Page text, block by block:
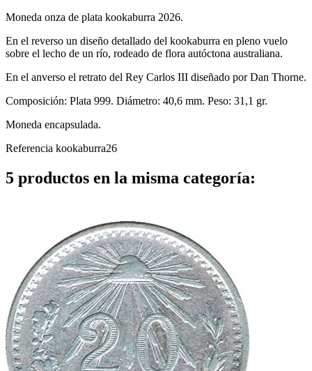
Moneda onza de plata kookaburra 2026.
En el reverso un diseño detallado del kookaburra en pleno vuelo
sobre el lecho de un río, rodeado de flora autóctona australiana.
En el anverso el retrato del Rey Carlos III diseñado por Dan Thorne.
Composición: Plata 999. Diámetro: 40,6 mm. Peso: 31,1 gr.
Moneda encapsulada.
Referencia kookaburra26
5 productos en la misma categoría: